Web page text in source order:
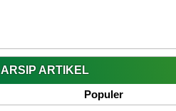
ARSIP ARTIKEL
Populer